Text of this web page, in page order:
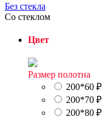
Без стекла
Со стеклом
Цвет
Размер полотна
200*60 ₽
200*70 ₽
200*80 ₽